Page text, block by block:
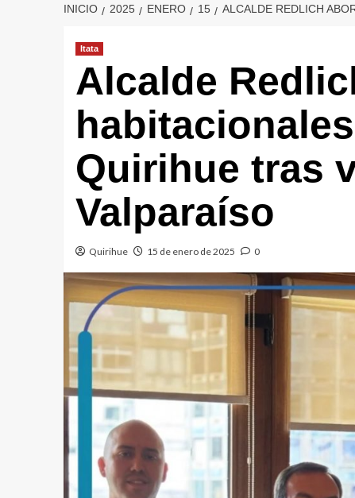
INICIO 2025 ENERO 15 ALCALDE REDLICH
Itata
Alcalde
Quirihue tras
Valparaíso
Quirihue 15 de enero de 2025 0